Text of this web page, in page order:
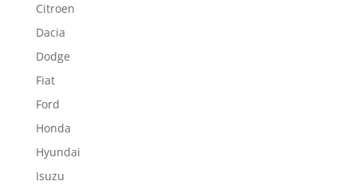
Citroen
Dacia
Dodge
Fiat
Ford
Honda
Hyundai
Isuzu